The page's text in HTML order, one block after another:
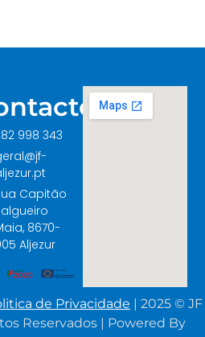
998 343
Capitão
8670-
Aljezur
de Privacidade | 2025 © JF
Reservados | Powered By